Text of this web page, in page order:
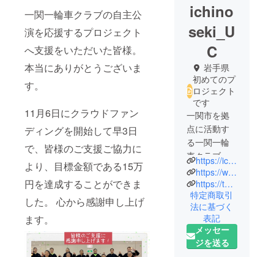
一関一輪車クラブの自主公
演を応援するプロジェクト
へ支援をいただいた皆様。
本当にありがとうございま
す。
11月6日にクラウドファン
ディングを開始して早3日
で、皆様のご支援ご協力に
より、目標金額である15万
円を達成することができま
した。 心から感謝申し上げ
ます。
ichino
seki_U
C
岩手県
初めてのプ
ロジェクト
です
一関市を拠
点に活動す
る一関一輪
車クラブ
は、市内の
小中高生、
専門学生ら
20人が所
属。
毎週火、
木、土曜日
https://ichinoseki-unicycle-club.jimdofree.com/
https://www.facebook.com/ichinoseki.unicycle.club/
https://twitter.com/Ichinoseki_Uc
特定商取引
法に基づく
表記
メッセー
ジを送る